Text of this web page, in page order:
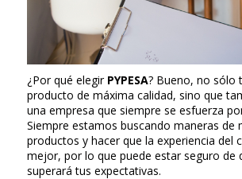
¿Por qué elegir PYPESA? Bueno, no sólo
producto de máxima calidad, sino que
una empresa que siempre se esfuerza
Siempre estamos buscando maneras de
productos y hacer que la experiencia del
mejor, por lo que puede estar seguro de
superará tus expectativas.